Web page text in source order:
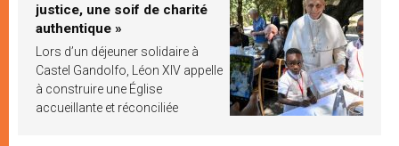
justice, une soif de charité
authentique »
Lors d’un déjeuner solidaire à
Castel Gandolfo, Léon XIV appelle
à construire une Église
accueillante et réconciliée